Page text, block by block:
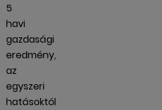
5
havi
gazdasági
eredmény,
az
egyszeri
hatásoktól